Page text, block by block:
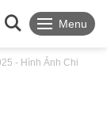
Menu
- Hình Ảnh Chi